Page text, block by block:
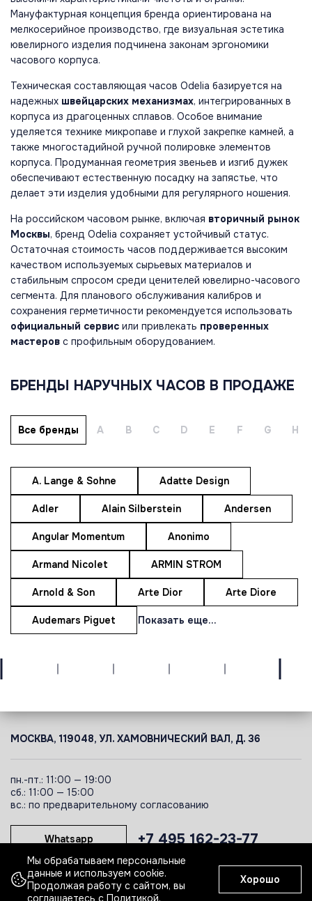
Мануфактурная концепция бренда ориентирована на
мелкосерийное производство, где визуальная эстетика
ювелирного изделия подчинена законам эргономики
часового корпуса.
Техническая составляющая часов Odelia базируется на
надежных швейцарских механизмах, интегрированных в
корпуса из драгоценных сплавов. Особое внимание
уделяется технике микропаве и глухой закрепке камней, а
также многостадийной ручной полировке элементов
корпуса. Продуманная геометрия звеньев и изгиб дужек
обеспечивают естественную посадку на запястье, что
делает эти изделия удобными для регулярного ношения.
На российском часовом рынке, включая вторичный рынок
Москвы, бренд Odelia сохраняет устойчивый статус.
Остаточная стоимость часов поддерживается высоким
качеством используемых сырьевых материалов и
стабильным спросом среди ценителей ювелирно-часового
сегмента. Для планового обслуживания калибров и
сохранения герметичности рекомендуется использовать
официальный сервис или привлекать проверенных
мастеров с профильным оборудованием.
БРЕНДЫ НАРУЧНЫХ ЧАСОВ В ПРОДАЖЕ
Все бренды A B C D E F G H
A. Lange & Sohne Adatte Design
Adler Alain Silberstein Andersen
Angular Momentum Anonimo
Armand Nicolet ARMIN STROM
Arnold & Son Arte Dior Arte Diore
Audemars Piguet Показать еще...
МОСКВА, 119048, УЛ. ХАМОВНИЧЕСКИЙ ВАЛ, Д. 36
пн.-пт.: 11:00 — 19:00
сб.: 11:00 — 15:00
вс.: по предварительному согласованию
+7 495 162-23-77
Whatsapp
Telegram
Мы обрабатываем персональные
данные и используем cookie.
Продолжая работу с сайтом, вы
соглашаетесь с Политикой.
Хорошо